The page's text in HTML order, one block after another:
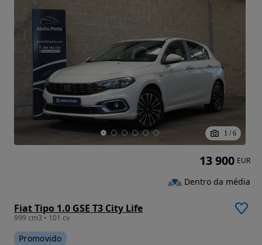
1 / 6
Fiat Tipo 1.0 GSE T3 City Life
999 cm3 • 101 cv
Promovido
13 900 EUR
Dentro da média